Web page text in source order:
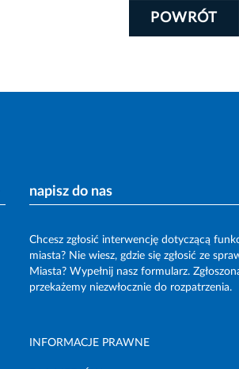
POWRÓT
napisz do nas
Chcesz zgłosić interwencję dotyczącą
miasta? Nie wiesz, gdzie się zgłosić ze
Miasta? Wypełnij nasz formularz.
przekażemy niezwłocznie do rozpatrzenia.
INFORMACJE PRAWNE